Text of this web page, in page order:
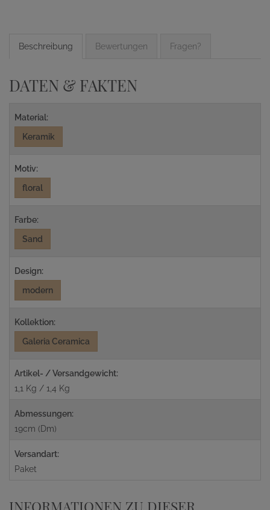
Beschreibung Bewertungen Fragen?
DATEN & FAKTEN
Material:
Keramik
Motiv:
floral
Farbe:
Sand
Design:
modern
Kollektion:
Galeria Ceramica
Artikel- / Versandgewicht:
1,1 Kg / 1,4 Kg
Abmessungen:
19cm (Dm)
Versandart:
Paket
INFORMATIONEN ZU DIESER